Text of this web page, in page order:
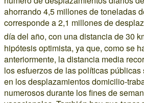
ahorrando 4,5 millones de toneladas
corresponde a 2,1 millones de
día del año, con una distancia de 30
hipótesis optimista, ya que, como se
anteriormente, la distancia media
los esfuerzos de las políticas
en los desplazamientos domicilio-
numerosos durante los fines de